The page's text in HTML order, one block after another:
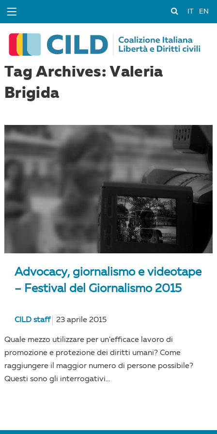
EN
Tag Archives: Valeria
Brigida
Advocacy, giornalismo e videotape
– Festival del Giornalismo 2015
CILD staff 23 aprile 2015
Quale mezzo utilizzare per un'efficace lavoro di
promozione e protezione dei diritti umani? Come
raggiungere il maggior numero di persone possibile?
Questi sono gli interrogativi...